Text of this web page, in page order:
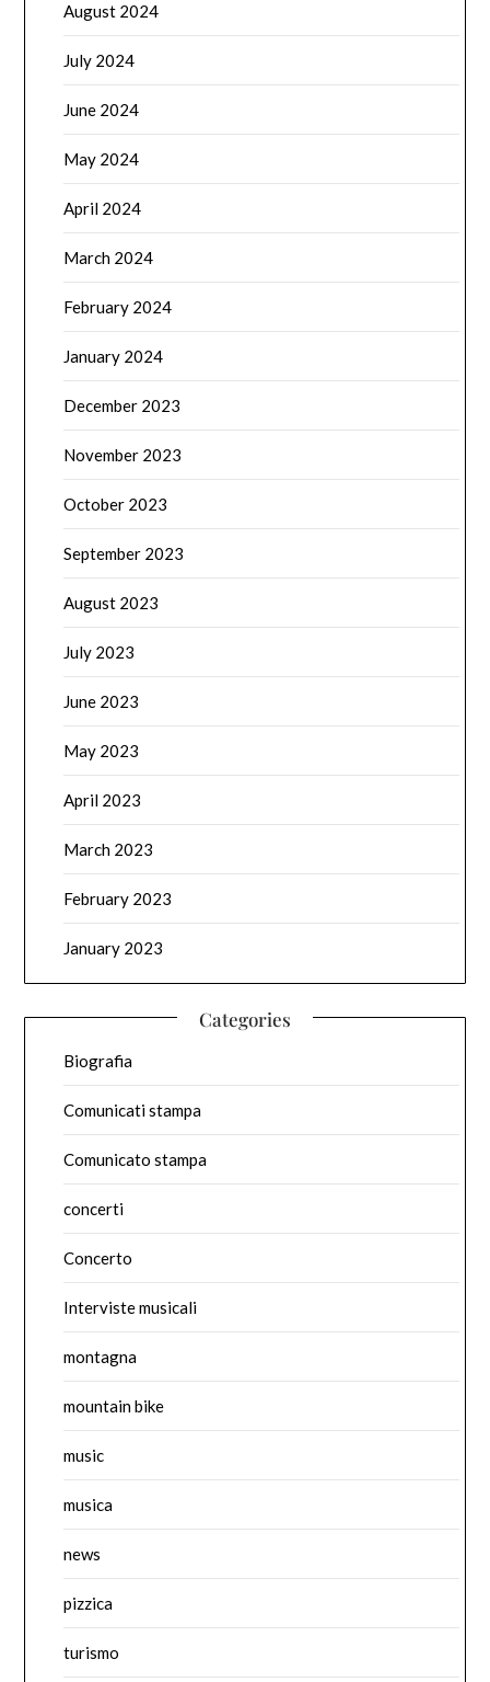
August 2024
July 2024
June 2024
May 2024
April 2024
March 2024
February 2024
January 2024
December 2023
November 2023
October 2023
September 2023
August 2023
July 2023
June 2023
May 2023
April 2023
March 2023
February 2023
January 2023
Categories
Biografia
Comunicati stampa
Comunicato stampa
concerti
Concerto
Interviste musicali
montagna
mountain bike
music
musica
news
pizzica
turismo